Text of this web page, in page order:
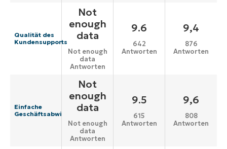
Qualität des
Kundensupports
Not
enough
data
Not enough
data
Antworten
9.6
642
Antworten
9,4
876
Antworten
Einfache
Geschäftsabwicklung
Not
enough
data
Not enough
data
Antworten
9.5
615
Antworten
9,6
808
Antworten